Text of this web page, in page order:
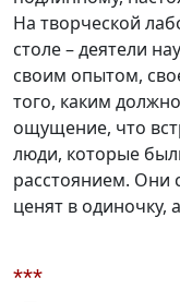
На творческой
столе – деятели
своим опытом,
того, каким
ощущение, что
люди, которые
расстоянием. Они
ценят в одиночку,
***